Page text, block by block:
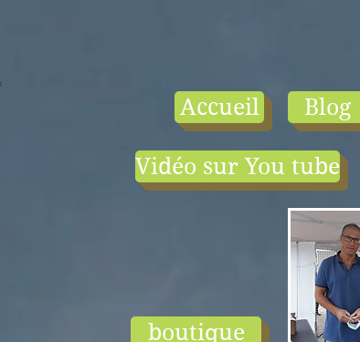
Accueil Blog
Vidéo sur You tube
boutique
- le
1)
mois